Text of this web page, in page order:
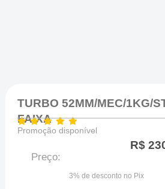
TURBO 52MM/MEC/1KG/
FAIXA
Promoção disponível
Preço:
R$
3% de desconto no Pix